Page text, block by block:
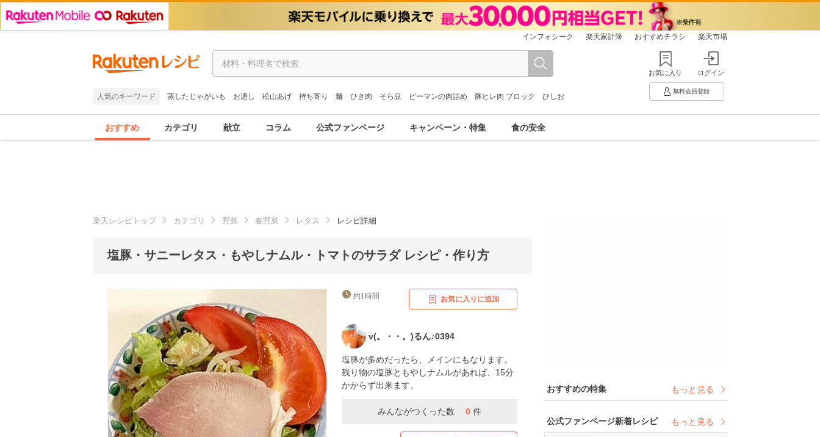
インフォシーク 楽天家計簿 おすすめチラシ 楽天市場
人気のキーワード 蒸したじゃがいも お通し 松山あげ 持ち寄り 麺 ひき肉 そら豆 ピーマンの肉詰め 豚ヒレ肉 ブロック ひしお
お気に入り ログイン
無料会員登録
おすすめ カテゴリ 献立 コラム 公式ファンページ キャンペーン・特集 食の安全
楽天レシピトップ カテゴリ 野菜 春野菜 レタス レシピ詳細
塩豚・サニーレタス・もやしナムル・トマトのサラダ レシピ・作り方
約1時間 お気に入りに追加
v(。・・。)るん♪0394
塩豚が多めだったら、メインにもなります。
残り物の塩豚ともやしナムルがあれば、15分
かからず出来ます。
みんながつくった数 0 件
おすすめの特集 もっと見る
公式ファンページ新着レシピ もっと見る